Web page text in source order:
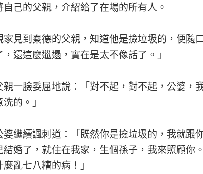
自己的父親，介紹給了在場的所有人。
家見到秦德的父親，知道他是撿垃圾的，便隨
，還這麼邋遢，實在是太不像話了。」
親一臉委屈地說：「對不起，對不起，公婆，
洗的。」
婆繼續諷刺道：「既然你是撿垃圾的，我就跟
結婚了，就住在我家，生個孫子，我來照顧你
麼亂七八糟的病！」